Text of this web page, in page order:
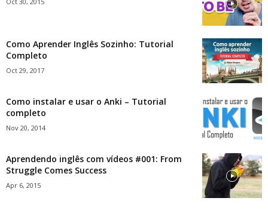
Como Aprender Inglês Sozinho: Tutorial
Completo
Oct 29, 2017
Como instalar e usar o Anki – Tutorial
completo
Nov 20, 2014
Aprendendo inglês com vídeos #001: From
Struggle Comes Success
Apr 6, 2015